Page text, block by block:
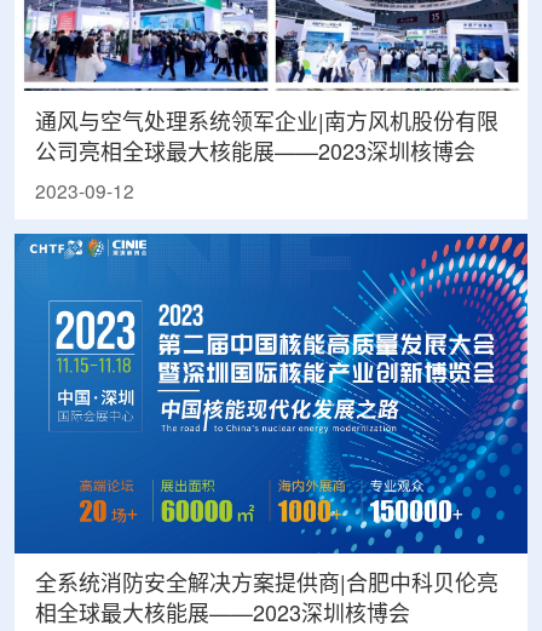
通风与空气处理系统领军企业|南方风机股份有限
公司亮相全球最大核能展——2023深圳核博会
2023-09-12
全系统消防安全解决方案提供商|合肥中科贝伦亮
相全球最大核能展——2023深圳核博会